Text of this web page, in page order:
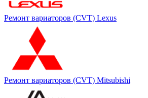
Ремонт вариаторов (CVT) Lexus
Ремонт вариаторов (CVT) Mitsubishi